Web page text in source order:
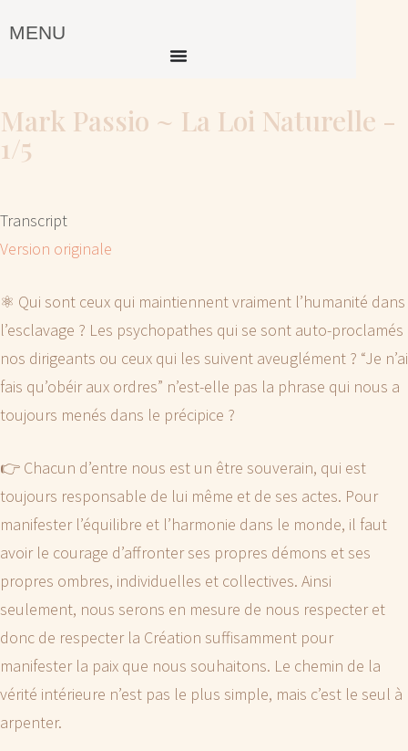
MENU
Mark Passio ~ La Loi Naturelle -
1/5
Transcript
Version originale
⚛️ Qui sont ceux qui maintiennent vraiment l’humanité dans
l’esclavage ? Les psychopathes qui se sont auto-proclamés
nos dirigeants ou ceux qui les suivent aveuglément ? “Je n’ai
fais qu’obéir aux ordres” n’est-elle pas la phrase qui nous a
toujours menés dans le précipice ?
👉 Chacun d’entre nous est un être souverain, qui est
toujours responsable de lui même et de ses actes. Pour
manifester l’équilibre et l’harmonie dans le monde, il faut
avoir le courage d’affronter ses propres démons et ses
propres ombres, individuelles et collectives. Ainsi
seulement, nous serons en mesure de nous respecter et
donc de respecter la Création suffisamment pour
manifester la paix que nous souhaitons. Le chemin de la
vérité intérieure n’est pas le plus simple, mais c’est le seul à
arpenter.